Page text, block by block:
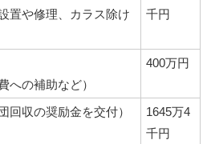
置や修理、カラス除け
千円
への補助など）
400万円
回収の奨励金を交付）
1645万4
千円